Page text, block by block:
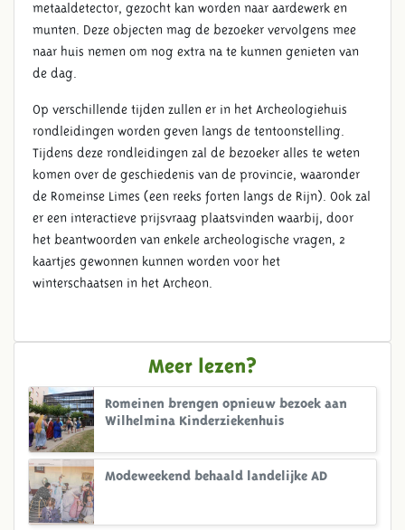
metaaldetector, gezocht kan worden naar aardewerk en
munten. Deze objecten mag de bezoeker vervolgens mee
naar huis nemen om nog extra na te kunnen genieten van
de dag.
Op verschillende tijden zullen er in het Archeologiehuis
rondleidingen worden geven langs de tentoonstelling.
Tijdens deze rondleidingen zal de bezoeker alles te weten
komen over de geschiedenis van de provincie, waaronder
de Romeinse Limes (een reeks forten langs de Rijn). Ook zal
er een interactieve prijsvraag plaatsvinden waarbij, door
het beantwoorden van enkele archeologische vragen, 2
kaartjes gewonnen kunnen worden voor het
winterschaatsen in het Archeon.
Meer lezen?
Romeinen brengen opnieuw bezoek aan
Wilhelmina Kinderziekenhuis
Modeweekend behaald landelijke AD